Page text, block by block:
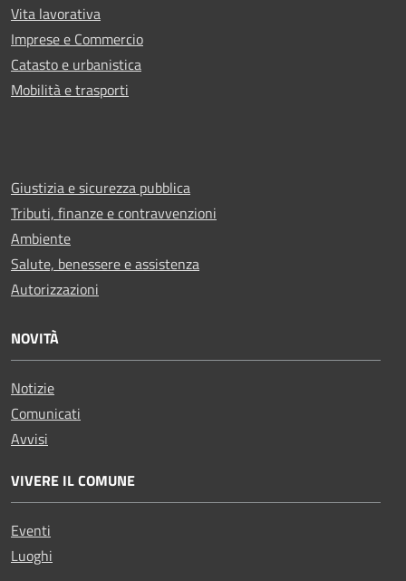
Vita lavorativa
Imprese e Commercio
Catasto e urbanistica
Mobilità e trasporti
Giustizia e sicurezza pubblica
Tributi, finanze e contravvenzioni
Ambiente
Salute, benessere e assistenza
Autorizzazioni
NOVITÀ
Notizie
Comunicati
Avvisi
VIVERE IL COMUNE
Eventi
Luoghi